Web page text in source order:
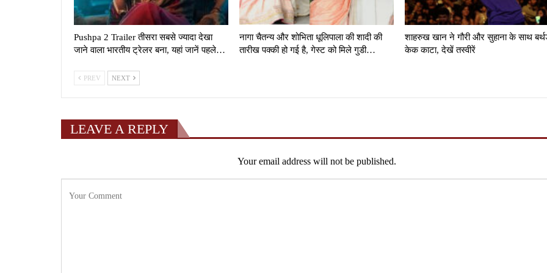
Pushpa 2 Trailer तीसरा सबसे ज्यादा देखा
जाने वाला भारतीय ट्रेलर बना, यहां जानें पहले…
नागा चैतन्य और शोभिता धूलिपाला की शादी की
तारीख पक्की हो गई है, गेस्ट को मिले गुडी…
शाहरुख खान ने गौरी और सुहाना के साथ
केक काटा, देखें तस्वीरें
PREV NEXT
LEAVE A REPLY
Your email address will not be published.